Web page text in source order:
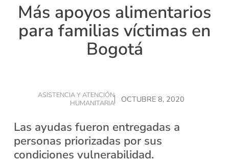
Más apoyos alimentarios
para familias víctimas en
Bogotá
ASISTENCIA Y ATENCIÓN
HUMANITARIA
OCTUBRE 8, 2020
Las ayudas fueron entregadas a
personas priorizadas por sus
condiciones vulnerabilidad.